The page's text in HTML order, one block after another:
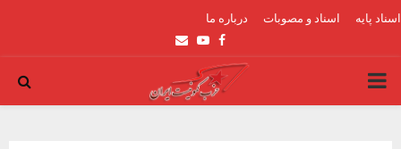
اسناد پایه اسناد و مصوبات درباره ما
Facebook
Youtube
Email
PRIMARY